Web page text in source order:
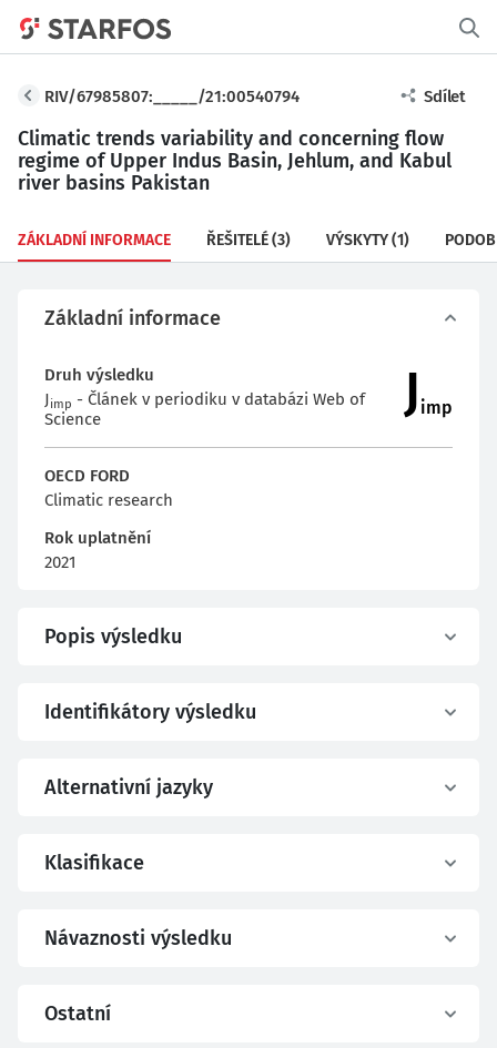
RIV/67985807:_____/21:00540794 Sdílet
Climatic trends variability and concerning flow
regime of Upper Indus Basin, Jehlum, and Kabul
river basins Pakistan
ZÁKLADNÍ INFORMACE ŘEŠITELÉ(3) VÝSKYTY(1)
Základní informace
Druh výsledku
Jimp - Článek v periodiku v databázi Web of
Science
J imp
OECD FORD
Climatic research
Rok uplatnění
2021
Popis výsledku
Identifikátory výsledku
Alternativní jazyky
Klasifikace
Návaznosti výsledku
Ostatní